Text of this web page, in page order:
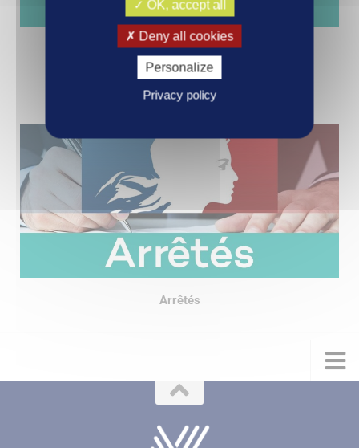
Délibérations
Décisions
Arrêtés
OK, accept all
Deny all cookies
Personalize
Privacy policy